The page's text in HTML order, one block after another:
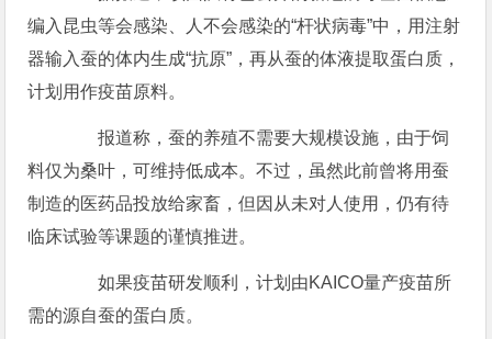
编入昆虫等会感染、人不会感染的“杆状病毒”中，用注射
器输入蚕的体内生成“抗原”，再从蚕的体液提取蛋白质，
计划用作疫苗原料。
报道称，蚕的养殖不需要大规模设施，由于饲
料仅为桑叶，可维持低成本。不过，虽然此前曾将用蚕
制造的医药品投放给家畜，但因从未对人使用，仍有待
临床试验等课题的谨慎推进。
如果疫苗研发顺利，计划由KAICO量产疫苗所
需的源自蚕的蛋白质。